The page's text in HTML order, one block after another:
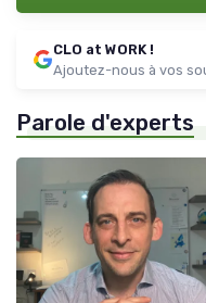
CLO at WORK !
Ajoutez-nous à vos
Parole d'experts